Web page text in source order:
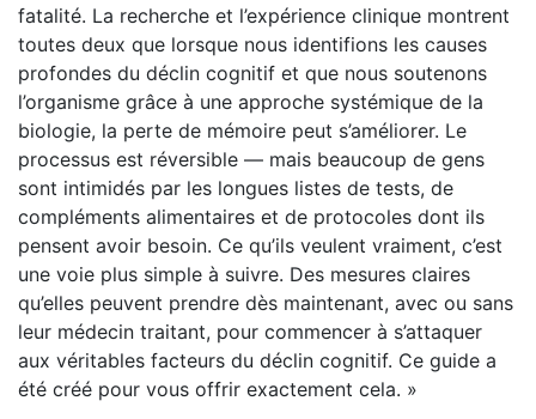
fatalité. La recherche et l’expérience clinique montrent
toutes deux que lorsque nous identifions les causes
profondes du déclin cognitif et que nous soutenons
l’organisme grâce à une approche systémique de la
biologie, la perte de mémoire peut s’améliorer. Le
processus est réversible — mais beaucoup de gens
sont intimidés par les longues listes de tests, de
compléments alimentaires et de protocoles dont ils
pensent avoir besoin. Ce qu’ils veulent vraiment, c’est
une voie plus simple à suivre. Des mesures claires
qu’elles peuvent prendre dès maintenant, avec ou sans
leur médecin traitant, pour commencer à s’attaquer
aux véritables facteurs du déclin cognitif. Ce guide a
été créé pour vous offrir exactement cela. »